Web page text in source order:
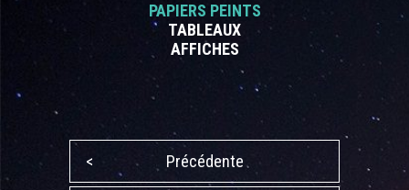
PAPIERS PEINTS
TABLEAUX
AFFICHES
< Précédente